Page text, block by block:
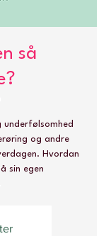
så
og andre
Hvordan
sin egen